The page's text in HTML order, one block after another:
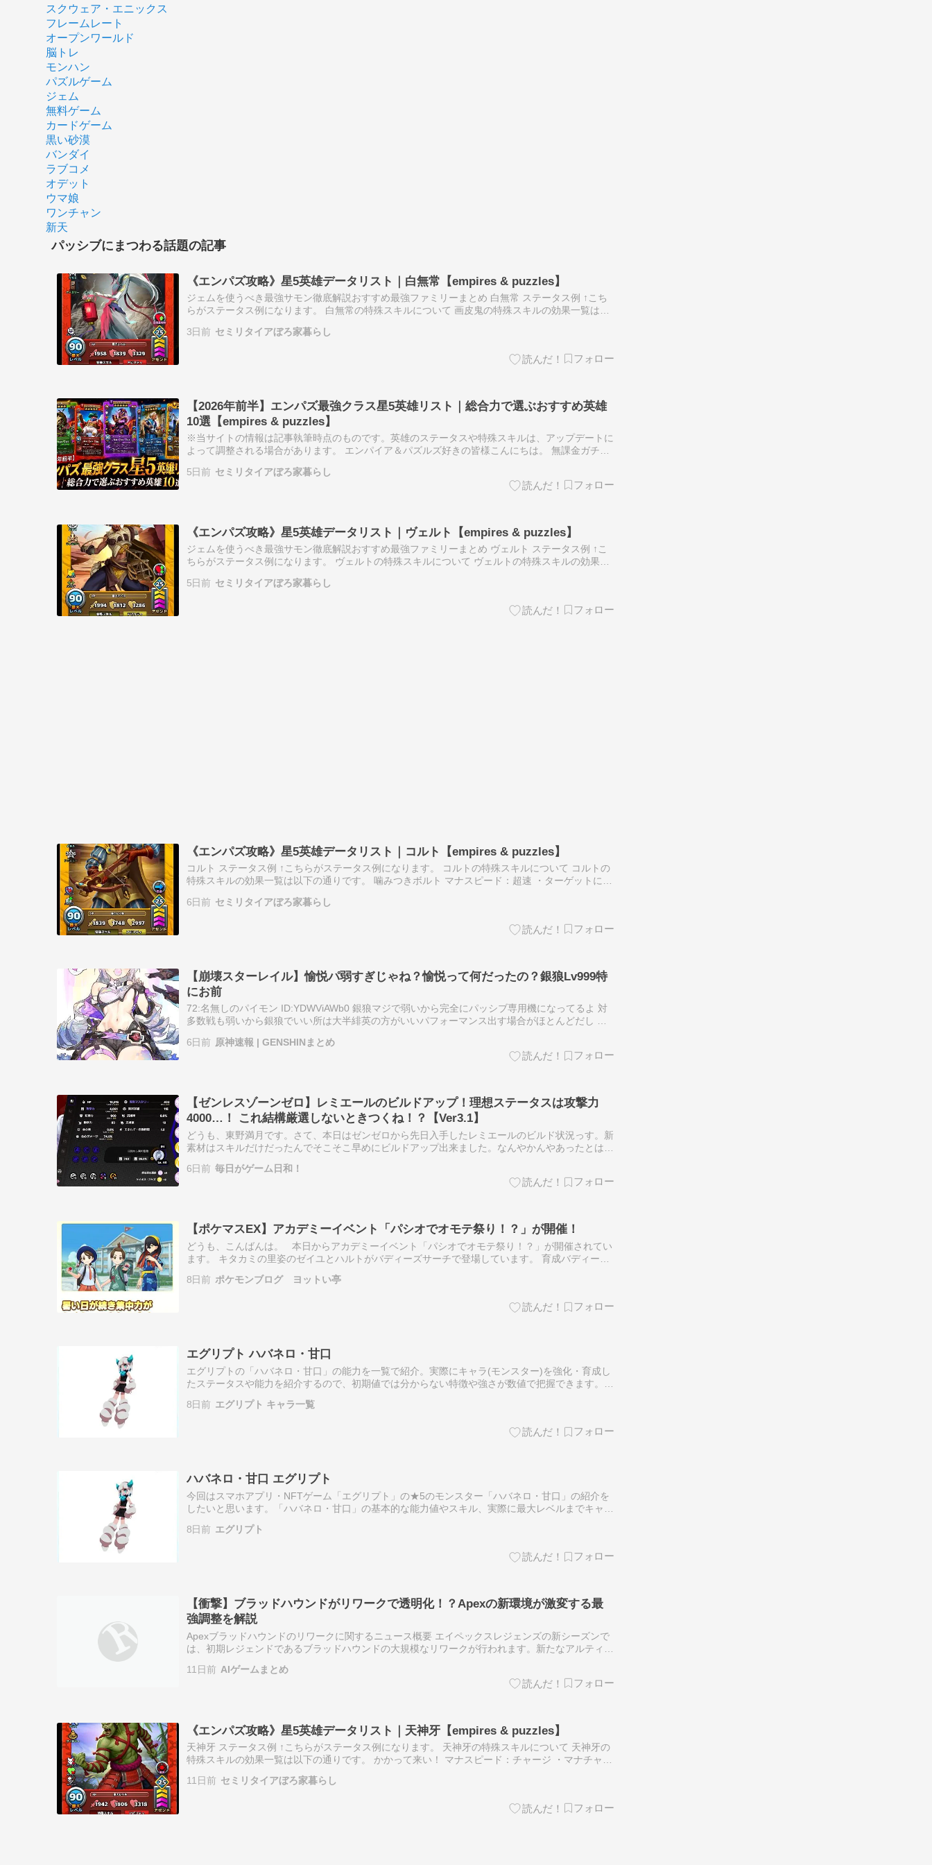
スクウェア・エニックス
フレームレート
オープンワールド
脳トレ
モンハン
パズルゲーム
ジェム
無料ゲーム
カードゲーム
黒い砂漠
バンダイ
ラブコメ
オデット
ウマ娘
ワンチャン
新天
パッシブにまつわる話題の記事
《エンパズ攻略》星5英雄データリスト｜白無常【empires & puzzles】
ジェムを使うべき最強サモン徹底解説おすすめ最強ファミリーまとめ 白無常 ステータス例 ↑こち
らがステータス例になります。 白無常の特殊スキルについて 画皮鬼の特殊スキルの効果一覧は以
浄化…
3日前 セミリタイアぼろ家暮らし
【2026年前半】エンパズ最強クラス星5英雄リスト｜総合力で選ぶおすすめ英雄
10選【empires & puzzles】
※当サイトの情報は記事執筆時点のものです。英雄のステータスや特殊スキルは、アップデートに
よって調整される場合があります。 エンパイア＆パズルズ好きの皆様こんにちは。 無課金ガチ勢
総合力が高…
5日前 セミリタイアぼろ家暮らし
《エンパズ攻略》星5英雄データリスト｜ヴェルト【empires & puzzles】
ジェムを使うべき最強サモン徹底解説おすすめ最強ファミリーまとめ ヴェルト ステータス例 ↑こ
ちらがステータス例になります。 ヴェルトの特殊スキルについて ヴェルトの特殊スキルの効果一
る…
5日前 セミリタイアぼろ家暮らし
《エンパズ攻略》星5英雄データリスト｜コルト【empires & puzzles】
コルト ステータス例 ↑こちらがステータス例になります。 コルトの特殊スキルについて コルトの
特殊スキルの効果一覧は以下の通りです。 噛みつきボルト マナスピード：超速 ・ターゲットに
を…
6日前 セミリタイアぼろ家暮らし
【崩壊スターレイル】愉悦パ弱すぎじゃね？愉悦って何だったの？銀狼Lv999特
にお前
72:名無しのパイモン ID:YDWViAWb0 銀狼マジで弱いから完全にパッシブ専用機になってるよ 対
多数戦も弱いから銀狼でいい所は大半緋英の方がいいパフォーマンス出す場合がほとんどだし 満
6日前 原神速報 | GENSHINまとめ
【ゼンレスゾーンゼロ】レミエールのビルドアップ！理想ステータスは攻撃力
4000…！ これ結構厳選しないときつくね！？【Ver3.1】
どうも、東野満月です。さて、本日はゼンゼロから先日入手したレミエールのビルド状況っす。新
素材はスキルだけだったんでそこそこ早めにビルドアップ出来ました。なんやかんやあったとは言
りだこで高難易度…
6日前 毎日がゲーム日和！
【ポケマスEX】アカデミーイベント「パシオでオモテ祭り！？」が開催！
どうも、こんばんは。 本日からアカデミーイベント「パシオでオモテ祭り！？」が開催されてい
ます。 キタカミの里姿のゼイユとハルトがバディーズサーチで登場しています。 育成バディーズ
アカデミ…
8日前 ポケモンブログ ヨットい亭
エグリプト ハバネロ・甘口
エグリプトの「ハバネロ・甘口」の能力を一覧で紹介。実際にキャラ(モンスター)を強化・育成し
たステータスや能力を紹介するので、初期値では分からない特徴や強さが数値で把握できます。ア
ましょう。■…
8日前 エグリプト キャラ一覧
ハバネロ・甘口 エグリプト
今回はスマホアプリ・NFTゲーム「エグリプト」の★5のモンスター「ハバネロ・甘口」の紹介を
したいと思います。「ハバネロ・甘口」の基本的な能力値やスキル、実際に最大レベルまでキャラ
ター説明＞「…
8日前 エグリプト
【衝撃】ブラッドハウンドがリワークで透明化！？Apexの新環境が激変する最
強調整を解説
Apexブラッドハウンドのリワークに関するニュース概要 エイペックスレジェンズの新シーズンで
は、初期レジェンドであるブラッドハウンドの大規模なリワークが行われます。新たなアルティメ
力です。パッ…
11日前 AIゲームまとめ
《エンパズ攻略》星5英雄データリスト｜天神牙【empires & puzzles】
天神牙 ステータス例 ↑こちらがステータス例になります。 天神牙の特殊スキルについて 天神牙の
特殊スキルの効果一覧は以下の通りです。 かかって来い！ マナスピード：チャージ ・マナチャー
11日前 セミリタイアぼろ家暮らし